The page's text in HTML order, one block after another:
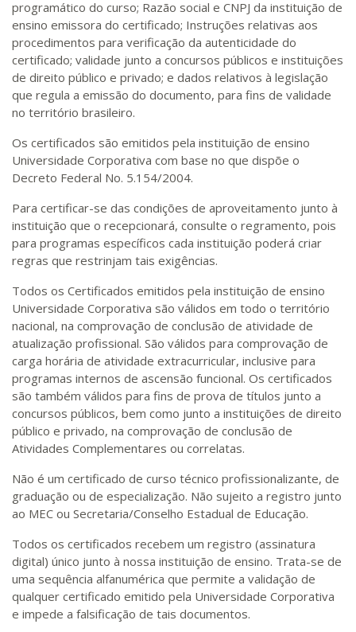
programático do curso; Razão social e CNPJ da instituição de
ensino emissora do certificado; Instruções relativas aos
procedimentos para verificação da autenticidade do
certificado; validade junto a concursos públicos e instituições
de direito público e privado; e dados relativos à legislação
que regula a emissão do documento, para fins de validade
no território brasileiro.
Os certificados são emitidos pela instituição de ensino
Universidade Corporativa com base no que dispõe o
Decreto Federal No. 5.154/2004.
Para certificar-se das condições de aproveitamento junto à
instituição que o recepcionará, consulte o regramento, pois
para programas específicos cada instituição poderá criar
regras que restrinjam tais exigências.
Todos os Certificados emitidos pela instituição de ensino
Universidade Corporativa são válidos em todo o território
nacional, na comprovação de conclusão de atividade de
atualização profissional. São válidos para comprovação de
carga horária de atividade extracurricular, inclusive para
programas internos de ascensão funcional. Os certificados
são também válidos para fins de prova de títulos junto a
concursos públicos, bem como junto a instituições de direito
público e privado, na comprovação de conclusão de
Atividades Complementares ou correlatas.
Não é um certificado de curso técnico profissionalizante, de
graduação ou de especialização. Não sujeito a registro junto
ao MEC ou Secretaria/Conselho Estadual de Educação.
Todos os certificados recebem um registro (assinatura
digital) único junto à nossa instituição de ensino. Trata-se de
uma sequência alfanumérica que permite a validação de
qualquer certificado emitido pela Universidade Corporativa
e impede a falsificação de tais documentos.